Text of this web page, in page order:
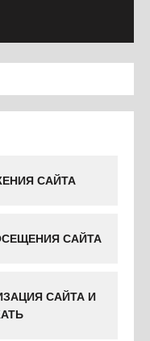
САЙТА
САЙТА
САЙТА И